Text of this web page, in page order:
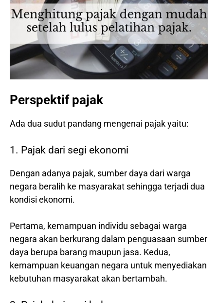
Perspektif pajak
Ada dua sudut pandang mengenai pajak yaitu:
1. Pajak dari segi ekonomi
Dengan adanya pajak, sumber daya dari warga
negara beralih ke masyarakat sehingga terjadi dua
kondisi ekonomi.
Pertama, kemampuan individu sebagai warga
negara akan berkurang dalam penguasaan sumber
daya berupa barang maupun jasa. Kedua,
kemampuan keuangan negara untuk menyediakan
kebutuhan masyarakat akan bertambah.